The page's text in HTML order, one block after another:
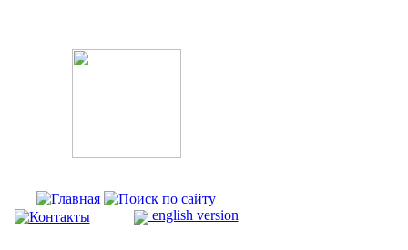
english version